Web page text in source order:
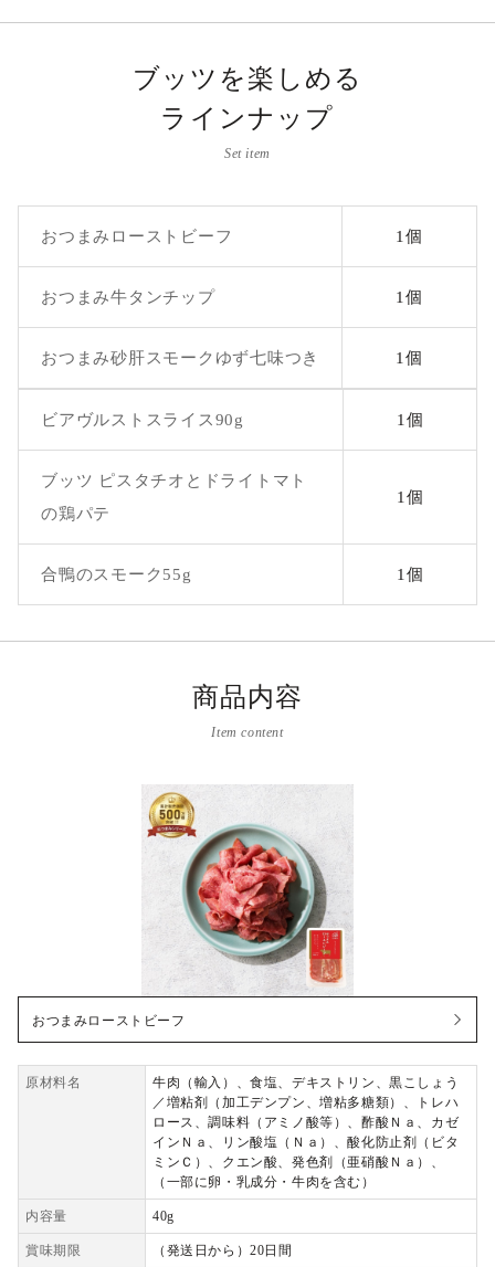
ブッツを楽しめる
ラインナップ
Set item
おつまみローストビーフ 1個
おつまみ牛タンチップ 1個
おつまみ砂肝スモークゆず七味つき 1個
ビアヴルストスライス90g 1個
ブッツ ピスタチオとドライトマト
の鶏パテ
1個
合鴨のスモーク55g 1個
商品内容
Item content
おつまみローストビーフ
原材料名
牛肉（輸入）、食塩、デキストリン、黒こしょう
／増粘剤（加工デンプン、増粘多糖類）、トレハ
ロース、調味料（アミノ酸等）、酢酸Ｎａ、カゼ
インＮａ、リン酸塩（Ｎａ）、酸化防止剤（ビタ
ミンＣ）、クエン酸、発色剤（亜硝酸Ｎａ）、
（一部に卵・乳成分・牛肉を含む）
内容量 40g
賞味期限 （発送日から）20日間